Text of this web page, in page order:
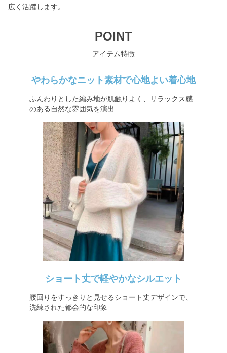
広く活躍します。
POINT
アイテム特徴
やわらかなニット素材で心地よい着心地
ふんわりとした編み地が肌触りよく、リラックス感
のある自然な雰囲気を演出
ショート丈で軽やかなシルエット
腰回りをすっきりと見せるショート丈デザインで、
洗練された都会的な印象